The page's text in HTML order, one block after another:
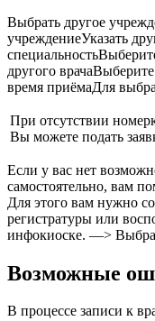
Выбрать другое
учреждениеУказать
специальность
другого врачаВыберите
время приёмаДля
При отсутствии
Вы можете подать
Если у вас нет
самостоятельно, вам
Для этого вам нужно
регистратуры или
инфокиоске. —>
Возможные
В процессе записи к